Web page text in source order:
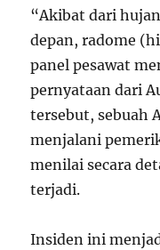
“Akibat dari
depan, radome
panel pesawat
pernyataan dari
tersebut, sebuah
menjalani
menilai secara
terjadi.
Insiden ini